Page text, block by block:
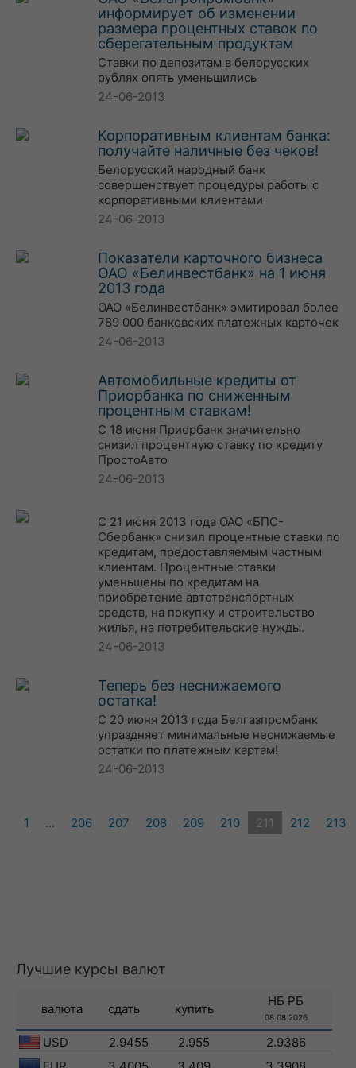
информирует об изменении
размера процентных ставок по
сберегательным продуктам
Ставки по депозитам в белорусских
рублях опять уменьшились
24-06-2013
Корпоративным клиентам банка:
получайте наличные без чеков!
Белорусский народный банк
совершенствует процедуры работы с
корпоративными клиентами
24-06-2013
Показатели карточного бизнеса
ОАО «Белинвестбанк» на 1 июня
2013 года
ОАО «Белинвестбанк» эмитировал более
789 000 банковских платежных карточек
24-06-2013
Автомобильные кредиты от
Приорбанка по сниженным
процентным ставкам!
С 18 июня Приорбанк значительно
снизил процентную ставку по кредиту
ПростоАвто
24-06-2013
С 21 июня 2013 года ОАО «БПС-
Сбербанк» снизил процентные ставки по
кредитам, предоставляемым частным
клиентам. Процентные ставки
уменьшены по кредитам на
приобретение автотранспортных
средств, на покупку и строительство
жилья, на потребительские нужды.
24-06-2013
Теперь без неснижаемого
остатка!
C 20 июня 2013 года Белгазпромбанк
упраздняет минимальные неснижаемые
остатки по платежным картам!
24-06-2013
1 ... 206 207 208 209 210 211 212 213
Лучшие курсы валют
валюта сдать купить
НБ РБ
08.08.2026
USD 2.9455 2.955
2.9386